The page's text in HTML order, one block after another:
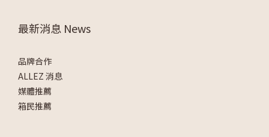
最新消息 News
品牌合作
ALLEZ 消息
媒體推薦
箱民推薦